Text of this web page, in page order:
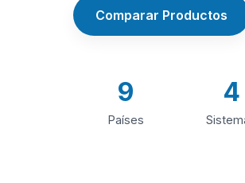
Comparar Productos
9
Países
4